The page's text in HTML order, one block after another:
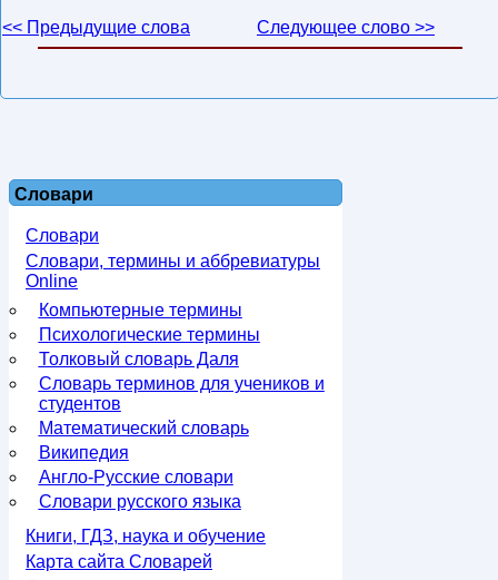
<< Предыдущие слова
Следующее слово >>
Словари
Словари
Словари, термины и аббревиатуры
Online
Компьютерные термины
Психологические термины
Толковый словарь Даля
Словарь терминов для учеников и
студентов
Математический словарь
Википедия
Англо-Русские словари
Словари русского языка
Книги, ГДЗ, наука и обучение
Карта сайта Словарей